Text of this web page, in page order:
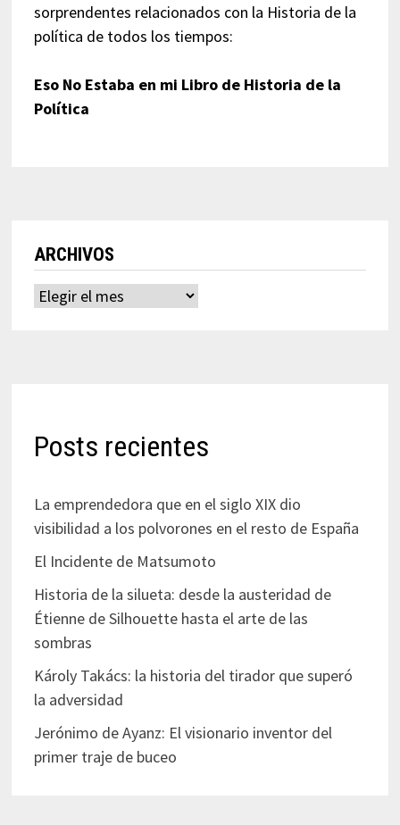
sorprendentes relacionados con la Historia de la
política de todos los tiempos:
Eso No Estaba en mi Libro de Historia de la
Política
ARCHIVOS
Archivos
Posts recientes
La emprendedora que en el siglo XIX dio
visibilidad a los polvorones en el resto de España
El Incidente de Matsumoto
Historia de la silueta: desde la austeridad de
Étienne de Silhouette hasta el arte de las
sombras
Károly Takács: la historia del tirador que superó
la adversidad
Jerónimo de Ayanz: El visionario inventor del
primer traje de buceo